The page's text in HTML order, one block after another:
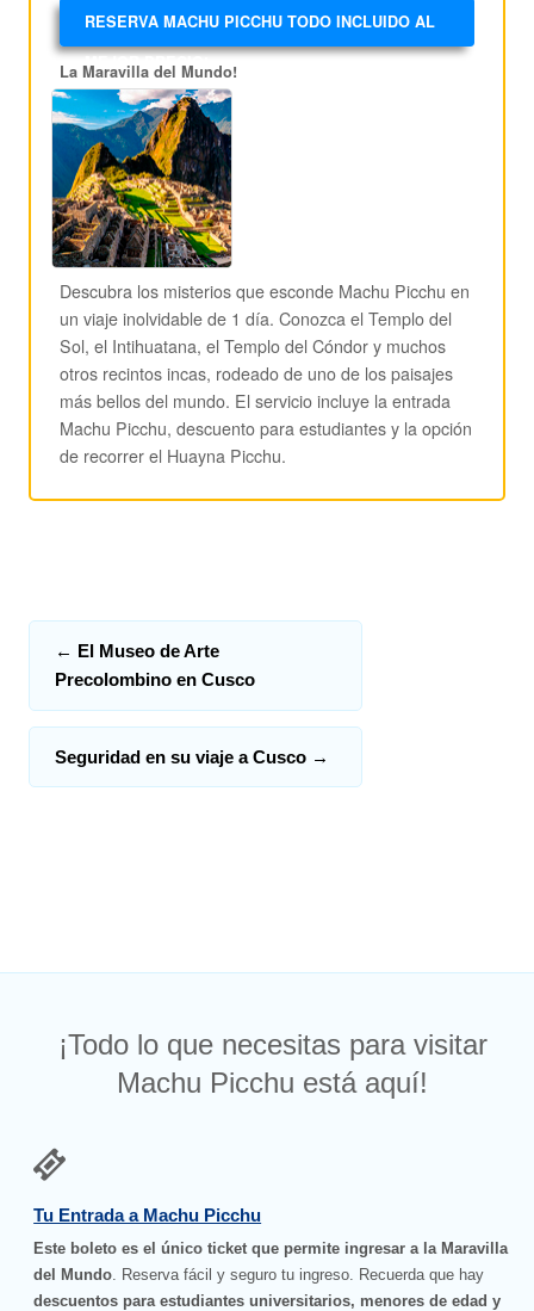
RESERVA MACHU PICCHU TODO INCLUIDO AL
MEJOR PRECIO!
La Maravilla del Mundo!
Descubra los misterios que esconde Machu Picchu en
un viaje inolvidable de 1 día. Conozca el Templo del
Sol, el Intihuatana, el Templo del Cóndor y muchos
otros recintos incas, rodeado de uno de los paisajes
más bellos del mundo. El servicio incluye la entrada
Machu Picchu, descuento para estudiantes y la opción
de recorrer el Huayna Picchu.
← El Museo de Arte
Precolombino en Cusco
Seguridad en su viaje a Cusco →
¡Todo lo que necesitas para visitar
Machu Picchu está aquí!
Tu Entrada a Machu Picchu
Este boleto es el único ticket que permite ingresar a la Maravilla
del Mundo. Reserva fácil y seguro tu ingreso. Recuerda que hay
descuentos para estudiantes universitarios, menores de edad y